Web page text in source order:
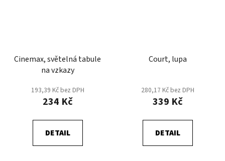
Cinemax, světelná tabule
na vzkazy
193,39 Kč bez DPH
234 Kč
DETAIL
Court, lupa
280,17 Kč bez DPH
339 Kč
DETAIL